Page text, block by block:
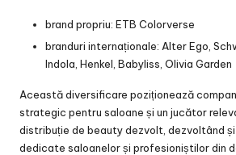
brand propriu: ETB Colorverse
branduri internaționale: Alter Ego,
Indola, Henkel, Babyliss, Olivia Garden
Această diversificare poziționează
strategic pentru saloane și un jucător
distribuție de beauty dezvolt, dezvoltând
dedicate saloanelor și profesioniștilor din